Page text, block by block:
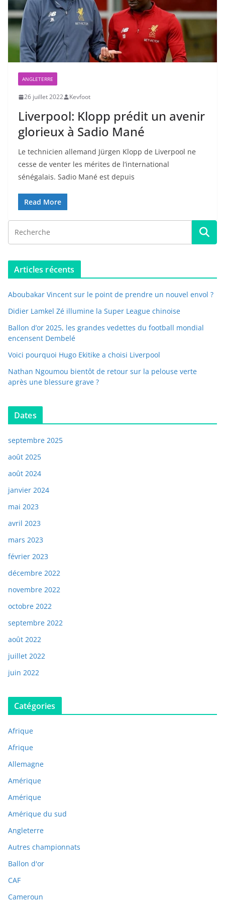
ANGLETERRE
26 juillet 2022 Kevfoot
Liverpool: Klopp prédit un avenir
glorieux à Sadio Mané
Le technicien allemand Jürgen Klopp de Liverpool ne
cesse de venter les mérites de l’international
sénégalais. Sadio Mané est depuis
Read More
Articles récents
Aboubakar Vincent sur le point de prendre un nouvel envol ?
Didier Lamkel Zé illumine la Super League chinoise
Ballon d’or 2025, les grandes vedettes du football mondial
encensent Dembelé
Voici pourquoi Hugo Ekitike a choisi Liverpool
Nathan Ngoumou bientôt de retour sur la pelouse verte
après une blessure grave ?
Dates
septembre 2025
août 2025
août 2024
janvier 2024
mai 2023
avril 2023
mars 2023
février 2023
décembre 2022
novembre 2022
octobre 2022
septembre 2022
août 2022
juillet 2022
juin 2022
Catégories
Afrique
Afrique
Allemagne
Amérique
Amérique
Amérique du sud
Angleterre
Autres championnats
Ballon d'or
CAF
Cameroun